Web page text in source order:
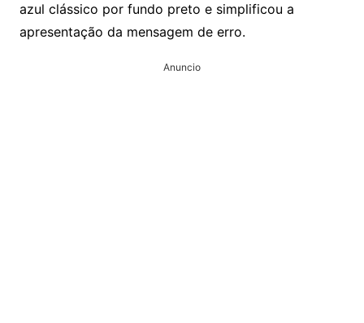
azul clássico por fundo preto e simplificou a
apresentação da mensagem de erro.
Anuncio